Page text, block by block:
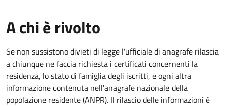
A chi è rivolto
Se non sussistono divieti di legge l'ufficiale di anagrafe rilascia
a chiunque ne faccia richiesta i certificati concernenti la
residenza, lo stato di famiglia degli iscritti, e ogni altra
informazione contenuta nell'anagrafe nazionale della
popolazione residente (ANPR). Il rilascio delle informazioni è